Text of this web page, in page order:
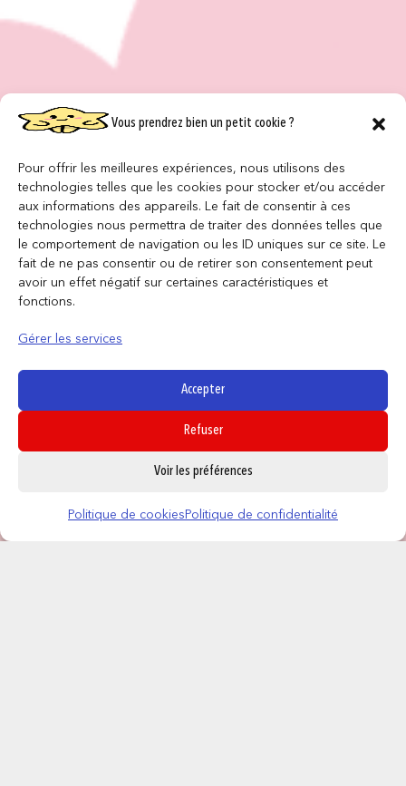
Vous prendrez bien un petit cookie ?
Pour offrir les meilleures expériences, nous utilisons des
technologies telles que les cookies pour stocker et/ou accéder
aux informations des appareils. Le fait de consentir à ces
technologies nous permettra de traiter des données telles que
le comportement de navigation ou les ID uniques sur ce site. Le
fait de ne pas consentir ou de retirer son consentement peut
avoir un effet négatif sur certaines caractéristiques et
fonctions.
Gérer les services
Accepter
Refuser
Voir les préférences
Politique de cookies Politique de confidentialité
CONTACT